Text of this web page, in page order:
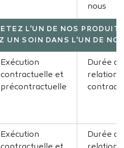
nous
L'UN DE NOS
UN SOIN DANS L'UN DE
Exécution
contractuelle et
précontractuelle
Durée
relation
Exécution
Durée